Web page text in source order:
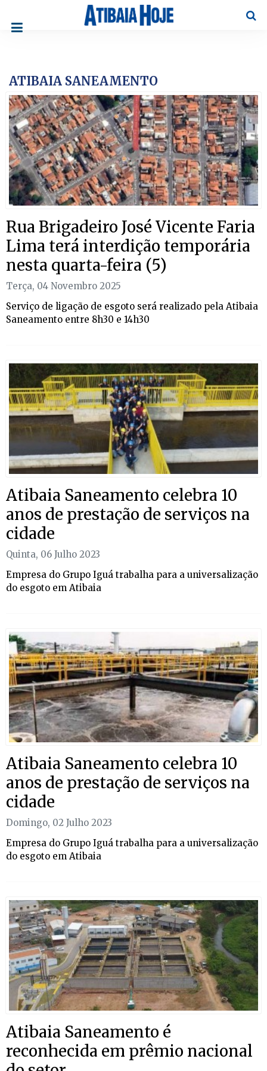
ATIBAIA SANEAMENTO
Rua Brigadeiro José Vicente Faria
Lima terá interdição temporária
nesta quarta-feira (5)
Terça, 04 Novembro 2025
Serviço de ligação de esgoto será realizado pela Atibaia
Saneamento entre 8h30 e 14h30
Atibaia Saneamento celebra 10
anos de prestação de serviços na
cidade
Quinta, 06 Julho 2023
Empresa do Grupo Iguá trabalha para a universalização
do esgoto em Atibaia
Atibaia Saneamento celebra 10
anos de prestação de serviços na
cidade
Domingo, 02 Julho 2023
Empresa do Grupo Iguá trabalha para a universalização
do esgoto em Atibaia
Atibaia Saneamento é
reconhecida em prêmio nacional